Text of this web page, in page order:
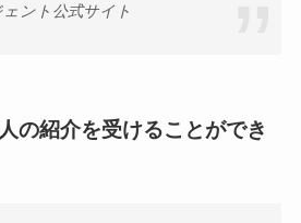
ント公式サイト
の紹介を受けることができ